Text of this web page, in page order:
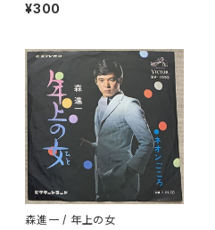
¥300
森進一 / 年上の女